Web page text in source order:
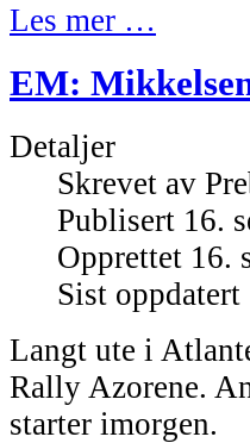
Les mer …
EM:
Detaljer
Skrevet av
Publisert 16.
Opprettet 16.
Sist oppdatert
Langt ute i
Rally Azorene.
starter imorgen.